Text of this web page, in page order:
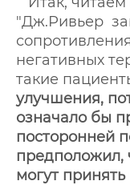
"Дж.Ривьер
негативных
такие
улучшения,
означало бы
посторонней
предположил,
могут